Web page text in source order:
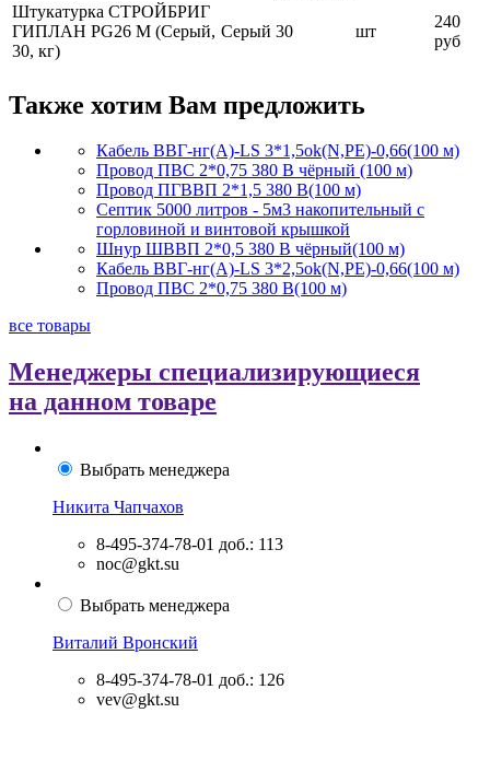
Штукатурка СТРОЙБРИГ
ГИПЛАН PG26 М (Серый,
30, кг)
Серый 30 шт
240
руб
Также хотим Вам предложить
Кабель ВВГ-нг(А)-LS 3*1,5ok(N,PE)-0,66(100 м)
Провод ПВС 2*0,75 380 В чёрный (100 м)
Провод ПГВВП 2*1,5 380 В(100 м)
Септик 5000 литров - 5м3 накопительный с
горловиной и винтовой крышкой
Шнур ШВВП 2*0,5 380 В чёрный(100 м)
Кабель ВВГ-нг(А)-LS 3*2,5ok(N,PE)-0,66(100 м)
Провод ПВС 2*0,75 380 В(100 м)
все товары
Менеджеры специализирующиеся
на данном товаре
Выбрать менеджера
Никита Чапчахов
8-495-374-78-01 доб.: 113
noc@gkt.su
Выбрать менеджера
Виталий Вронский
8-495-374-78-01 доб.: 126
vev@gkt.su